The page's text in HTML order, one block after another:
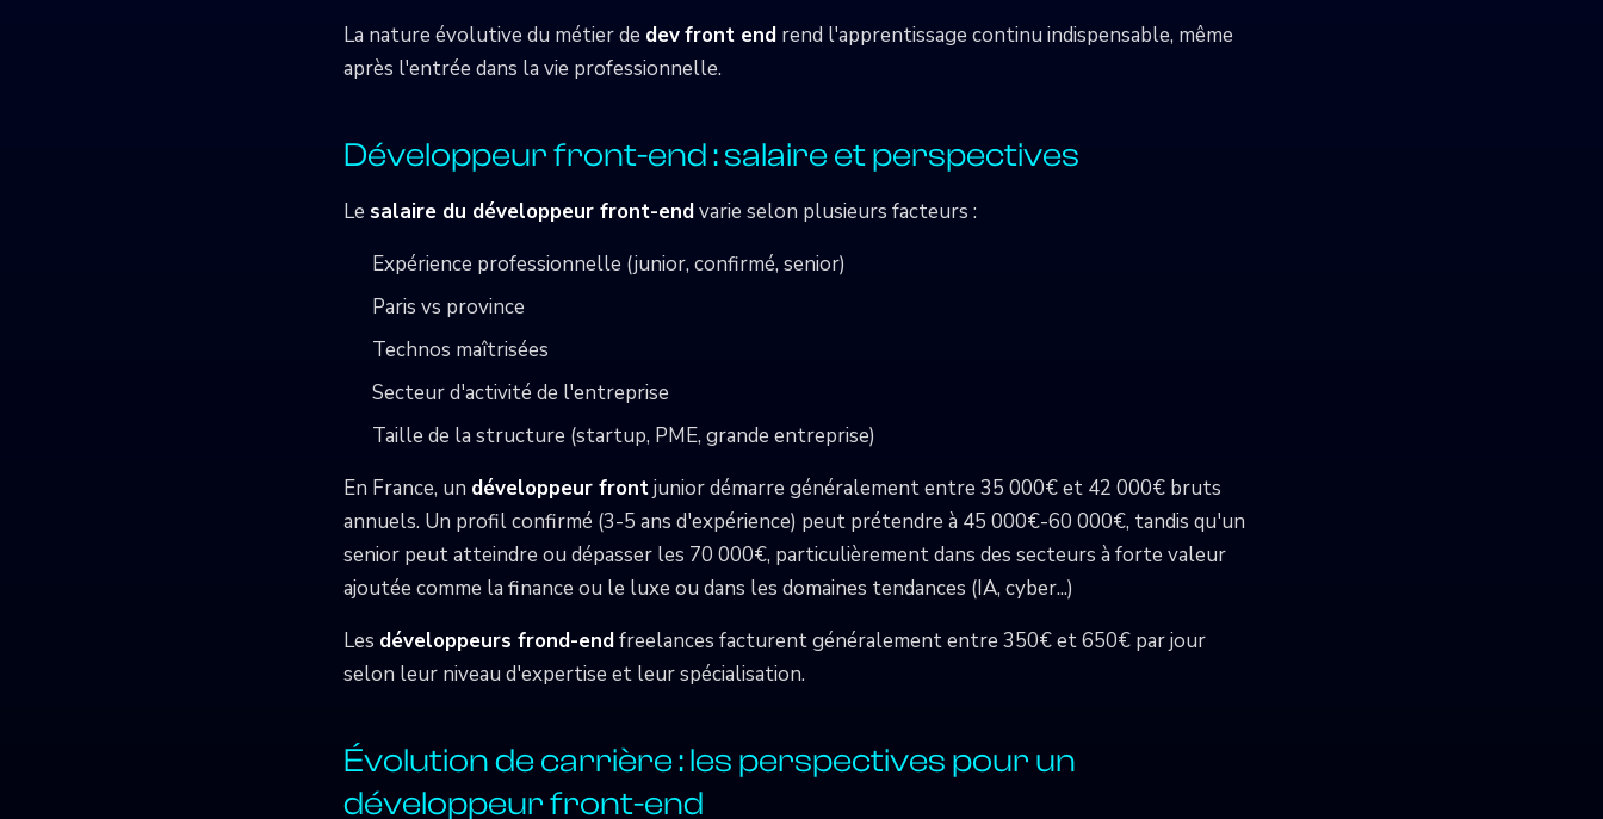
La nature évolutive du métier de devfront end rend l'apprentissage continu indispensable, même
après l'entrée dans la vie professionnelle.
Développeur front-end : salaire et perspectives
Le salaire du développeur front-endvarie selon plusieurs facteurs :
Expérience professionnelle (junior, confirmé, senior)
Paris vs province
Technos maîtrisées
Secteur d'activité de l'entreprise
Taille de la structure (startup, PME, grande entreprise)
En France, un développeur frontjunior démarre généralement entre 35 000€ et 42 000€ bruts
annuels. Un profil confirmé (3-5 ans d'expérience) peut prétendre à 45 000€-60 000€, tandis qu'un
senior peut atteindre ou dépasser les 70 000€, particulièrement dans des secteurs à forte valeur
ajoutée comme la finance ou le luxe ou dans les domaines tendances (IA, cyber...)
Les développeurs frond-endfreelances facturent généralement entre 350€ et 650€ par jour
selon leur niveau d'expertise et leur spécialisation.
Évolution de carrière : les perspectives pour un
développeur front-end